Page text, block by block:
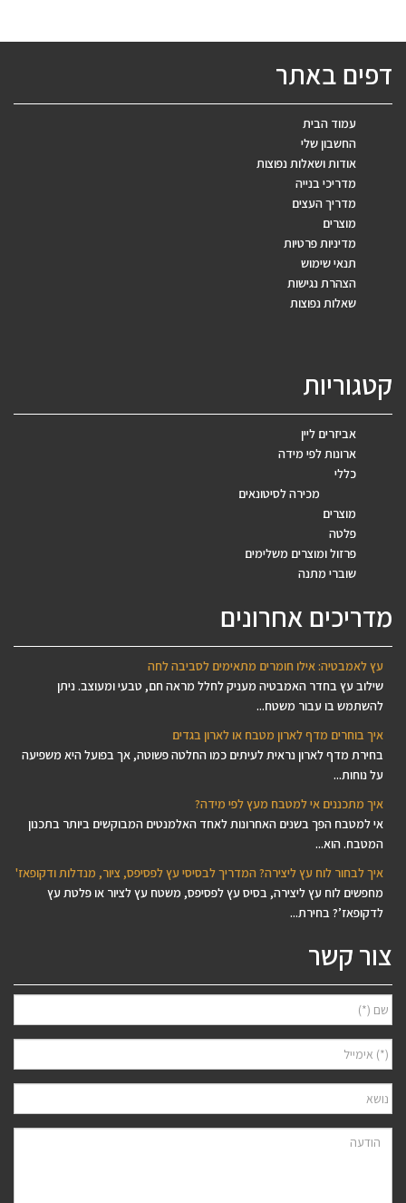
דפים באתר
עמוד הבית
החשבון שלי
אודות ושאלות נפוצות
מדריכי בנייה
מדריך העצים
מוצרים
מדיניות פרטיות
תנאי שימוש
הצהרת נגישות
שאלות נפוצות
קטגוריות
אביזרים ליין
ארונות לפי מידה
כללי
מכירה לסיטונאים
מוצרים
פלטה
פרזול ומוצרים משלימים
שוברי מתנה
מדריכים אחרונים
עץ לאמבטיה: אילו חומרים מתאימים לסביבה לחה
שילוב עץ בחדר האמבטיה מעניק לחלל מראה חם, טבעי ומעוצב. ניתן
להשתמש בו עבור משטח...
איך בוחרים מדף לארון מטבח או לארון בגדים
בחירת מדף לארון נראית לעיתים כמו החלטה פשוטה, אך בפועל היא משפיעה
על נוחות...
איך מתכננים אי למטבח מעץ לפי מידה?
אי למטבח הפך בשנים האחרונות לאחד האלמנטים המבוקשים ביותר בתכנון
המטבח. הוא...
איך לבחור לוח עץ ליצירה? המדריך לבסיסי עץ לפסיפס, ציור, מנדלות ודקופאז'
מחפשים לוח עץ ליצירה, בסיס עץ לפסיפס, משטח עץ לציור או פלטת עץ
לדקופאז’? בחירת...
צור קשר